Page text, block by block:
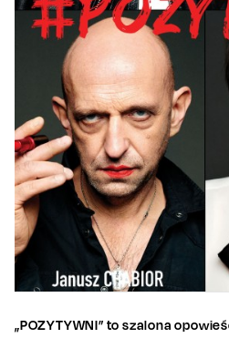
„POZYTYWNI” to szalona